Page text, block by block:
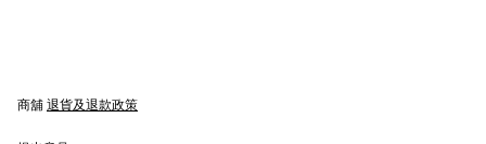
商舖 退貨及退款政策